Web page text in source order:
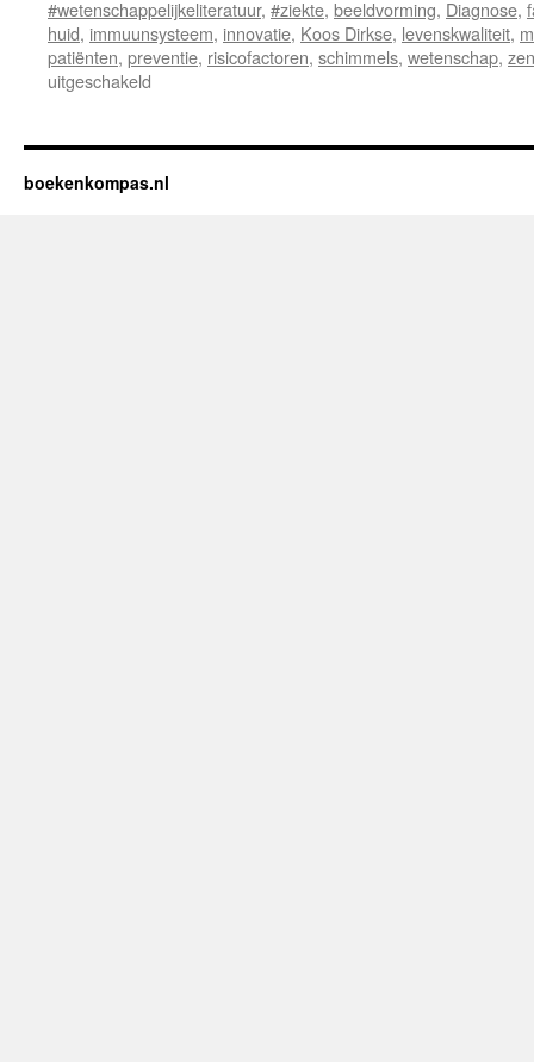
#wetenschappelijkeliteratuur, #ziekte, beeldvorming, Diagnose,
huid, immuunsysteem, innovatie, Koos Dirkse, levenskwaliteit,
patiënten, preventie, risicofactoren, schimmels, wetenschap,
uitgeschakeld
boekenkompas.nl